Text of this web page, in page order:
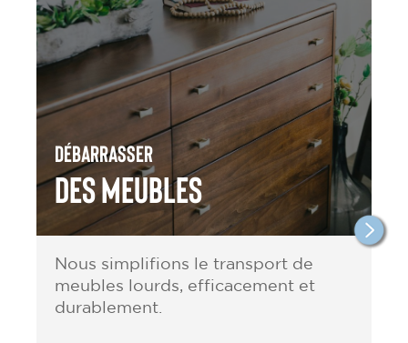
Débarrasser
des meubles
Nous simplifions le transport de
meubles lourds, efficacement et
durablement.